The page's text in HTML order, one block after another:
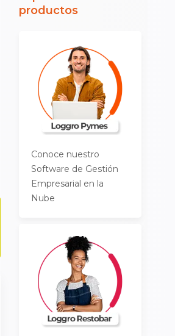
productos
Conoce nuestro
Software de Gestión
Empresarial en la
Nube